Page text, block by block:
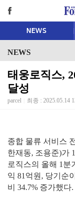
NEWS
NEWS
태웅로직스,
달성
parcel 최종 : 2025.05.14
종합 물류 서비스
한재동, 조용준)가
로직스의 올해 1분
익 81억원, 당기순
비 34.7% 증가했다.